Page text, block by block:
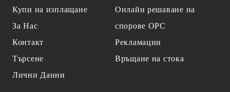
Купи на изплащане
За Нас
Контакт
Търсене
Лични Данни
Онлайн решаване на
спорове OPC
Рекламации
Връщане на стока